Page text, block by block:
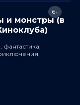
и монстры (в
6+